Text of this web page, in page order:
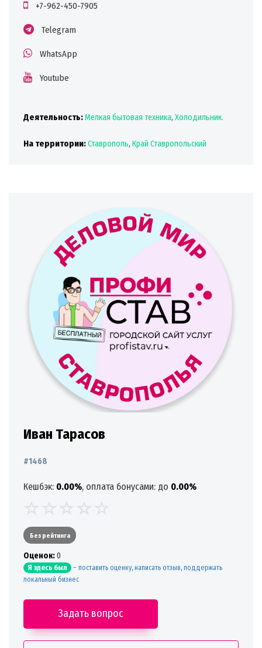
+7-962-450-7905
Telegram
WhatsApp
Youtube
Деятельность:Мелкая бытовая техника, Холодильник.
На территории:Ставрополь, Край Ставропольский
Иван Тарасов
#1468
Кешбэк: 0.00%, оплата бонусами: до 0.00%
Без рейтинга
Oценок:0
Я здесь был - поставить оценку, написать отзыв, поддержать
локальный бизнес
Задать вопрос